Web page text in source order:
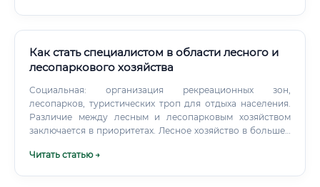
Как стать специалистом в области лесного и
лесопаркового хозяйства
Социальная: организация рекреационных зон,
лесопарков, туристических троп для отдыха населения.
Различие между лесным и лесопарковым хозяйством
заключается в приоритетах. Лесное хозяйство в большей
природоохранные задачи в крупных лесных массивах.
Читать статью →